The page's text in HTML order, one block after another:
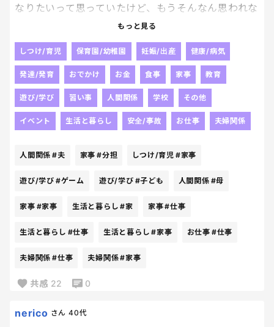
なりたいって思っていたけど、もうそんなん思われな
「すごいがんばってるね」
「子どもたちの気持ちを大切にしてるね」
「仕事も家事もちゃんとやってすごいね」
「優しいね・・・」
で？
子どもたちのことも全部、私。
部私がやる。
ん増えていくんだけど。
「しっかりしているから大丈夫でしょ？？？」
は？
もっと見る
しつけ/育児 保育園/幼稚園 妊娠/出産 健康/病気
発達/発育 おでかけ お金 食事 家事 教育
遊び/学び 習い事 人間関係 学校 その他
イベント 生活と暮らし 安全/事故 お仕事 夫婦関係
人間関係 #夫 家事 #分担 しつけ/育児 #家事
遊び/学び #ゲーム 遊び/学び #子ども 人間関係 #母
家事 #家事 生活と暮らし #家 家事#仕事
生活と暮らし #仕事 生活と暮らし #家事 お仕事 #仕事
夫婦関係 #仕事 夫婦関係#家事
共感 22 0
nerico さん 40代